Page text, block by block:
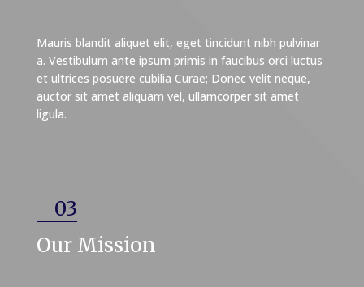
Mauris blandit aliquet elit, eget tincidunt nibh pulvinar
a. Vestibulum ante ipsum primis in faucibus orci luctus
et ultrices posuere cubilia Curae; Donec velit neque,
auctor sit amet aliquam vel, ullamcorper sit amet
ligula.
03
Our Mission